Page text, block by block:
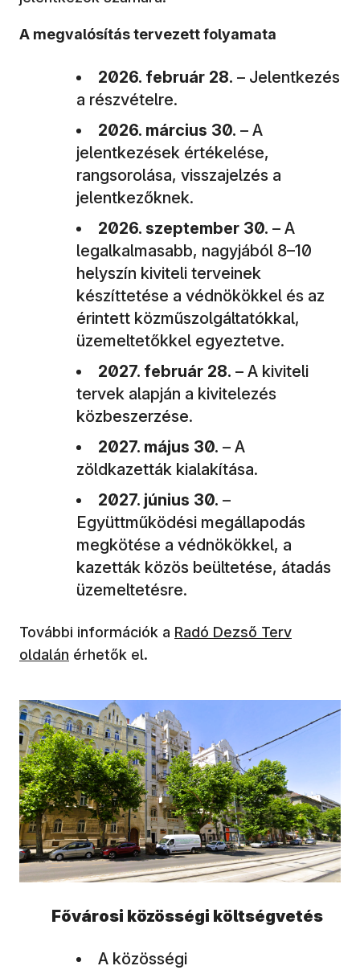
A megvalósítás tervezett folyamata
2026. február 28. – Jelentkezés
a részvételre.
2026. március 30. – A
jelentkezések értékelése,
rangsorolása, visszajelzés a
jelentkezőknek.
2026. szeptember 30. – A
legalkalmasabb, nagyjából 8–10
helyszín kiviteli terveinek
készíttetése a védnökökkel és az
érintett közműszolgáltatókkal,
üzemeltetőkkel egyeztetve.
2027. február 28. – A kiviteli
tervek alapján a kivitelezés
közbeszerzése.
2027. május 30. – A
zöldkazetták kialakítása.
2027. június 30. –
Együttműködési megállapodás
megkötése a védnökökkel, a
kazetták közös beültetése, átadás
üzemeltetésre.
További információk a (új ablakban nyílik meg)
Radó Dezső Terv
oldalán érhetők el.
Fővárosi közösségi költségvetés
A közösségi